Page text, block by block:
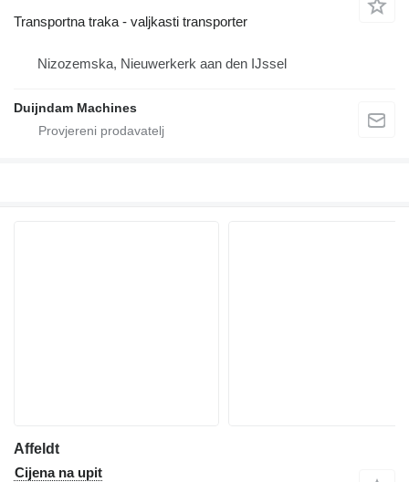
Transportna traka - valjkasti transporter
Nizozemska, Nieuwerkerk aan den IJssel
Duijndam Machines
Affeldt
Cijena na upit